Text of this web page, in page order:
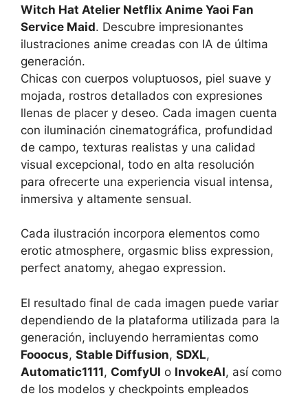
Witch Hat Atelier Netflix Anime Yaoi Fan
Service Maid. Descubre impresionantes
ilustraciones anime creadas con IA de última
generación.
Chicas con cuerpos voluptuosos, piel suave y
mojada, rostros detallados con expresiones
llenas de placer y deseo. Cada imagen cuenta
con iluminación cinematográfica, profundidad
de campo, texturas realistas y una calidad
visual excepcional, todo en alta resolución
para ofrecerte una experiencia visual intensa,
inmersiva y altamente sensual.
Cada ilustración incorpora elementos como
erotic atmosphere, orgasmic bliss expression,
perfect anatomy, ahegao expression.
El resultado final de cada imagen puede variar
dependiendo de la plataforma utilizada para la
generación, incluyendo herramientas como
Fooocus, Stable Diffusion, SDXL,
Automatic1111, ComfyUI o InvokeAI, así como
de los modelos y checkpoints empleados